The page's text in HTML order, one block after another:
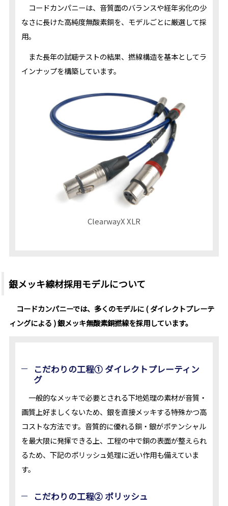
コードカンパニーは、音質面のバランスや経年劣化の少
なさに長けた高純度無酸素銅を、モデルごとに厳選して採
用。
また長年の試聴テストの結果、撚線構造を基本としてラ
インナップを構築しています。
ClearwayX XLR
銀メッキ線材採用モデルについて
コードカンパニーでは、多くのモデルに ( ダイレクトプレーテ
ィングによる ) 銀メッキ無酸素銅撚線を採用しています。
こだわりの工程① ダイレクトプレーティン
グ
一般的なメッキで必要とされる下地処理の素材が音質・
画質上好ましくないため、銀を直接メッキする特殊かつ高
コストな方法です。音質的に優れる銅・銀がポテンシャル
を最大限に発揮できる上、工程の中で銅の表面が整えられ
るため、下記のポリッシュ処理に近い作用も備えていま
す。
こだわりの工程② ポリッシュ